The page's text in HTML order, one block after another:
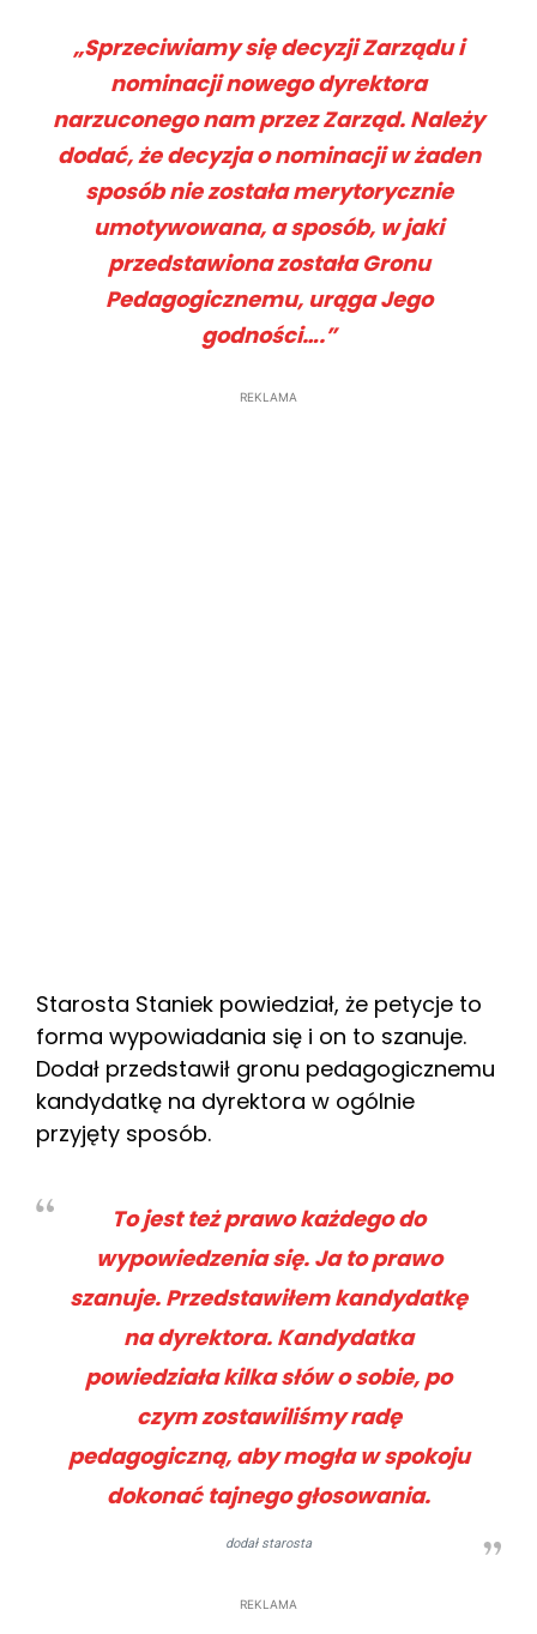
„Sprzeciwiamy się decyzji Zarządu i
nominacji nowego dyrektora
narzuconego nam przez Zarząd. Należy
dodać, że decyzja o nominacji w żaden
sposób nie została merytorycznie
umotywowana, a sposób, w jaki
przedstawiona została Gronu
Pedagogicznemu, urąga Jego
godności….”
REKLAMA
Starosta Staniek powiedział, że petycje to
forma wypowiadania się i on to szanuje.
Dodał przedstawił gronu pedagogicznemu
kandydatkę na dyrektora w ogólnie
przyjęty sposób.
To jest też prawo każdego do
wypowiedzenia się. Ja to prawo
szanuje. Przedstawiłem kandydatkę
na dyrektora. Kandydatka
powiedziała kilka słów o sobie, po
czym zostawiliśmy radę
pedagogiczną, aby mogła w spokoju
dokonać tajnego głosowania.
dodał starosta
REKLAMA